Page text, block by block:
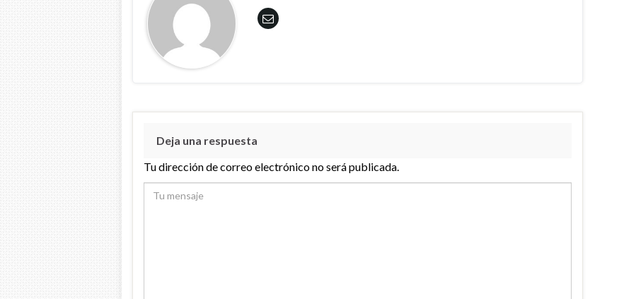
Deja una respuesta
Tu dirección de correo electrónico no será publicada.